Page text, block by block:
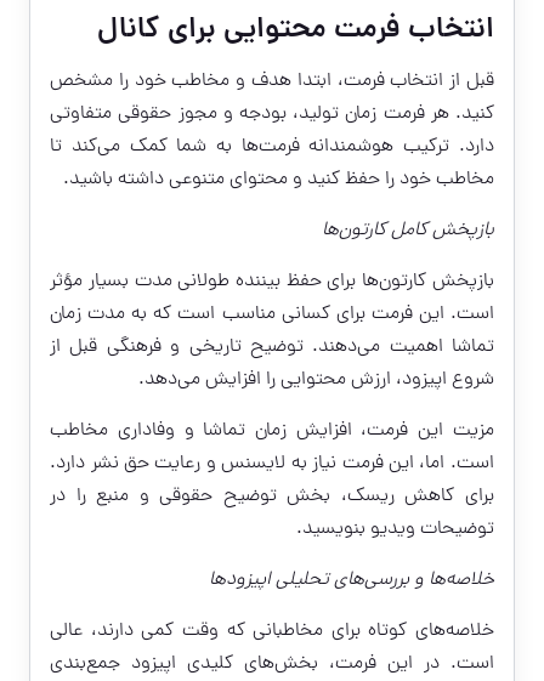
انتخاب فرمت محتوایی برای کانال
قبل از انتخاب فرمت، ابتدا هدف و مخاطب خود را مشخص
کنید. هر فرمت زمان تولید، بودجه و مجوز حقوقی متفاوتی
دارد. ترکیب هوشمندانه فرمت‌ها به شما کمک می‌کند تا
مخاطب خود را حفظ کنید و محتوای متنوعی داشته باشید.
بازپخش کامل کارتون‌ها
بازپخش کارتون‌ها برای حفظ بیننده طولانی مدت بسیار مؤثر
است. این فرمت برای کسانی مناسب است که به مدت زمان
تماشا اهمیت می‌دهند. توضیح تاریخی و فرهنگی قبل از
شروع اپیزود، ارزش محتوایی را افزایش می‌دهد.
مزیت این فرمت، افزایش زمان تماشا و وفاداری مخاطب
است. اما، این فرمت نیاز به لایسنس و رعایت حق نشر دارد.
برای کاهش ریسک، بخش توضیح حقوقی و منبع را در
توضیحات ویدیو بنویسید.
خلاصه‌ها و بررسی‌های تحلیلی اپیزودها
خلاصه‌های کوتاه برای مخاطبانی که وقت کمی دارند، عالی
است. در این فرمت، بخش‌های کلیدی اپیزود جمع‌بندی